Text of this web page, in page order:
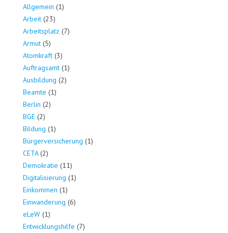
Allgemein (1)
Arbeit (23)
Arbeitsplatz (7)
Armut (5)
Atomkraft (3)
Auftragsamt (1)
Ausbildung (2)
Beamte (1)
Berlin (2)
BGE (2)
Bildung (1)
Bürgerversicherung (1)
CETA(2)
Demokratie (11)
Digitalisierung (1)
Einkommen (1)
Einwanderung (6)
eLeW (1)
Entwicklungshilfe (7)